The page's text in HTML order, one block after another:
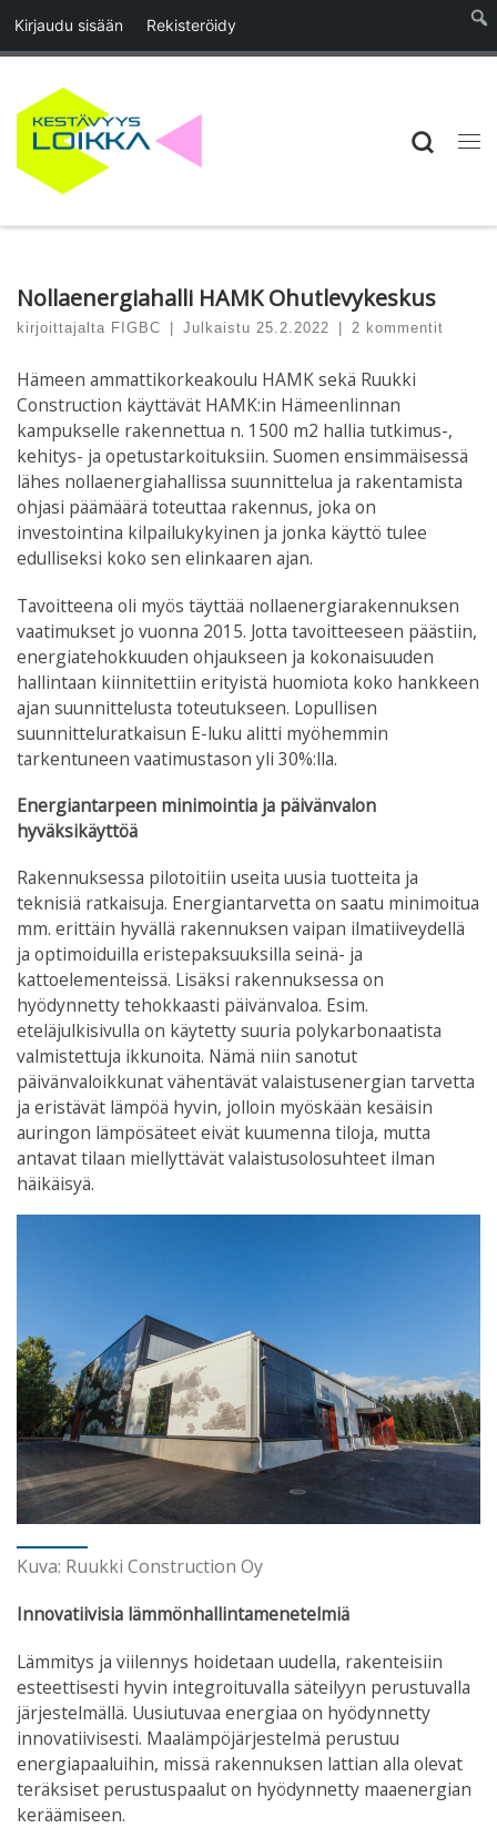
Kirjaudu sisään Rekisteröidy
Skip to content
Nollaenergiahalli HAMK Ohutlevykeskus
kirjoittajalta FIGBC Julkaistu25.2.2022 2 kommentit
Hämeen ammattikorkeakoulu HAMK sekä Ruukki
Construction käyttävät HAMK:in Hämeenlinnan
kampukselle rakennettua n. 1500 m2 hallia tutkimus-,
kehitys- ja opetustarkoituksiin. Suomen ensimmäisessä
lähes nollaenergiahallissa suunnittelua ja rakentamista
ohjasi päämäärä toteuttaa rakennus, joka on
investointina kilpailukykyinen ja jonka käyttö tulee
edulliseksi koko sen elinkaaren ajan.
Tavoitteena oli myös täyttää nollaenergiarakennuksen
vaatimukset jo vuonna 2015. Jotta tavoitteeseen päästiin,
energiatehokkuuden ohjaukseen ja kokonaisuuden
hallintaan kiinnitettiin erityistä huomiota koko hankkeen
ajan suunnittelusta toteutukseen. Lopullisen
suunnitteluratkaisun E-luku alitti myöhemmin
tarkentuneen vaatimustason yli 30%:lla.
Energiantarpeen minimointia ja päivänvalon
hyväksikäyttöä
Rakennuksessa pilotoitiin useita uusia tuotteita ja
teknisiä ratkaisuja. Energiantarvetta on saatu minimoitua
mm. erittäin hyvällä rakennuksen vaipan ilmatiiveydellä
ja optimoiduilla eristepaksuuksilla seinä- ja
kattoelementeissä. Lisäksi rakennuksessa on
hyödynnetty tehokkaasti päivänvaloa. Esim.
eteläjulkisivulla on käytetty suuria polykarbonaatista
valmistettuja ikkunoita. Nämä niin sanotut
päivänvaloikkunat vähentävät valaistusenergian tarvetta
ja eristävät lämpöä hyvin, jolloin myöskään kesäisin
auringon lämpösäteet eivät kuumenna tiloja, mutta
antavat tilaan miellyttävät valaistusolosuhteet ilman
häikäisyä.
Kuva: Ruukki Construction Oy
Innovatiivisia lämmönhallintamenetelmiä
Lämmitys ja viilennys hoidetaan uudella, rakenteisiin
esteettisesti hyvin integroituvalla säteilyyn perustuvalla
järjestelmällä. Uusiutuvaa energiaa on hyödynnetty
innovatiivisesti. Maalämpöjärjestelmä perustuu
energiapaaluihin, missä rakennuksen lattian alla olevat
teräksiset perustuspaalut on hyödynnetty maaenergian
keräämiseen.